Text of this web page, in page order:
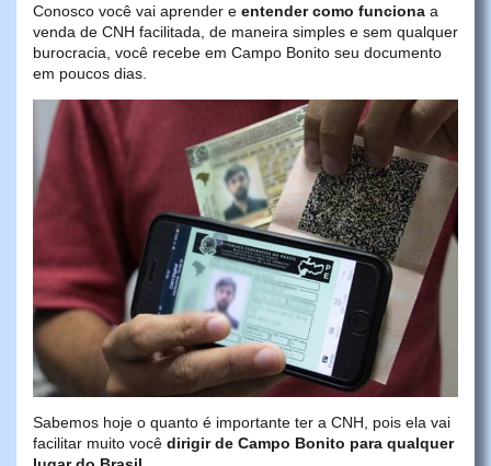
Conosco você vai aprender e entender como funciona a
venda de CNH facilitada, de maneira simples e sem qualquer
burocracia, você recebe em Campo Bonito seu documento
em poucos dias.
Sabemos hoje o quanto é importante ter a CNH, pois ela vai
facilitar muito você dirigir de Campo Bonito para qualquer